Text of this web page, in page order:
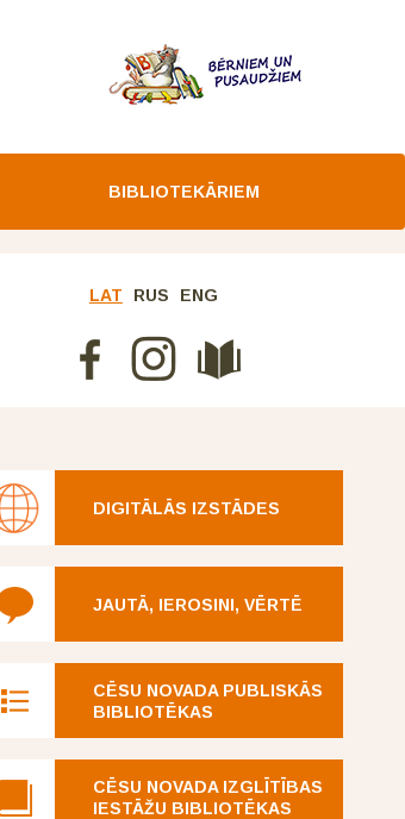
BIBLIOTEKĀRIEM
LAT RUS ENG
DIGITĀLĀS IZSTĀDES
JAUTĀ, IEROSINI, VĒRTĒ
CĒSU NOVADA PUBLISKĀS
BIBLIOTĒKAS
CĒSU NOVADA IZGLĪTĪBAS
IESTĀŽU BIBLIOTĒKAS